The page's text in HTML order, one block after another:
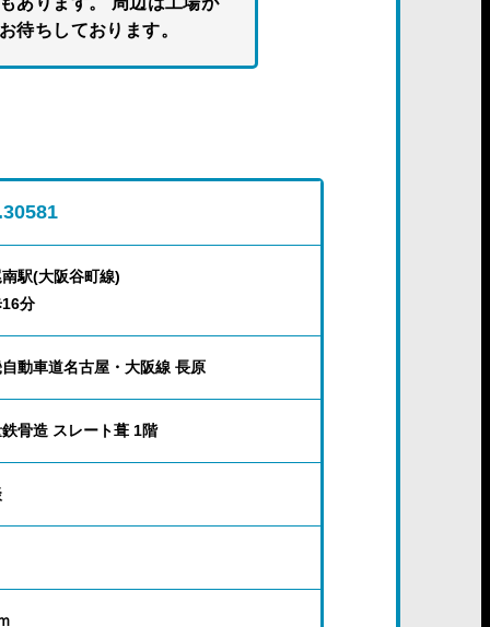
待ちしております。
駅(大阪谷町線)
分
動車道名古屋・大阪線 長原
骨造 スレート葺 1階